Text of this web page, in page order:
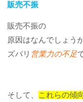
販売不振
販売不振の
原因はなんでしょう
ズバリ 営業力の不足
そして、 これらの傾